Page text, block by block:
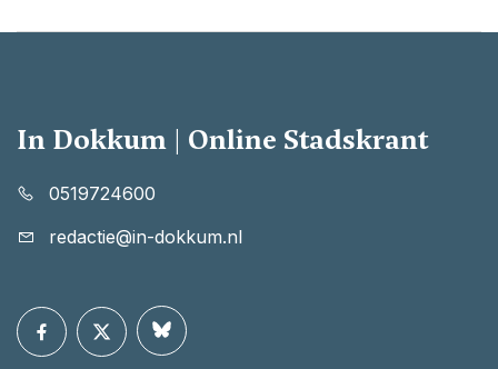
In Dokkum | Online Stadskrant
0519724600
redactie@in-dokkum.nl